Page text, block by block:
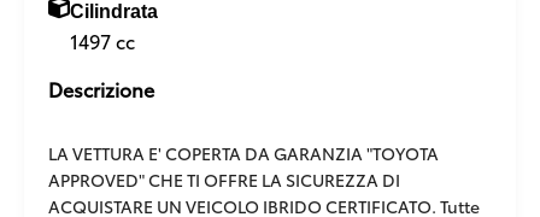
Cilindrata
1497 cc
Descrizione
LA VETTURA E' COPERTA DA GARANZIA "TOYOTA
APPROVED" CHE TI OFFRE LA SICUREZZA DI
ACQUISTARE UN VEICOLO IBRIDO CERTIFICATO. Tutte